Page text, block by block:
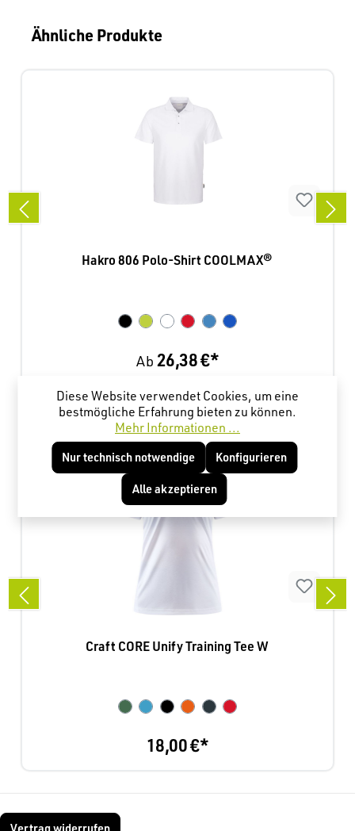
Produktgalerie überspringen
Ähnliche Produkte
Hakro 806 Polo-Shirt COOLMAX®
Ab 26,38 €*
Produktgalerie überspringen
Kunden haben sich ebenfalls angesehen
Craft CORE Unify Training Tee W
18,00 €*
Diese Website verwendet Cookies, um eine
bestmögliche Erfahrung bieten zu können.
Mehr Informationen ...
Nur technisch notwendige Konfigurieren
Alle akzeptieren